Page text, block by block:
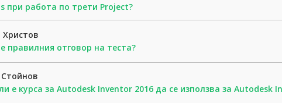
при работа по трети Project?
Христов
правилния отговор на теста?
е курса за Autodesk Inventor 2016 да се използва за Autodesk